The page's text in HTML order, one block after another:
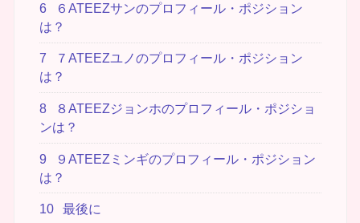
6
６ATEEZサンのプロフィール・ポジション
は？
7
７ATEEZユノのプロフィール・ポジション
は？
8
８ATEEZジョンホのプロフィール・ポジショ
ンは？
9
９ATEEZミンギのプロフィール・ポジション
は？
10 最後に